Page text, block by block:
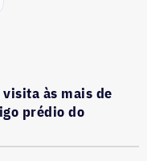
visita às mais de
prédio do